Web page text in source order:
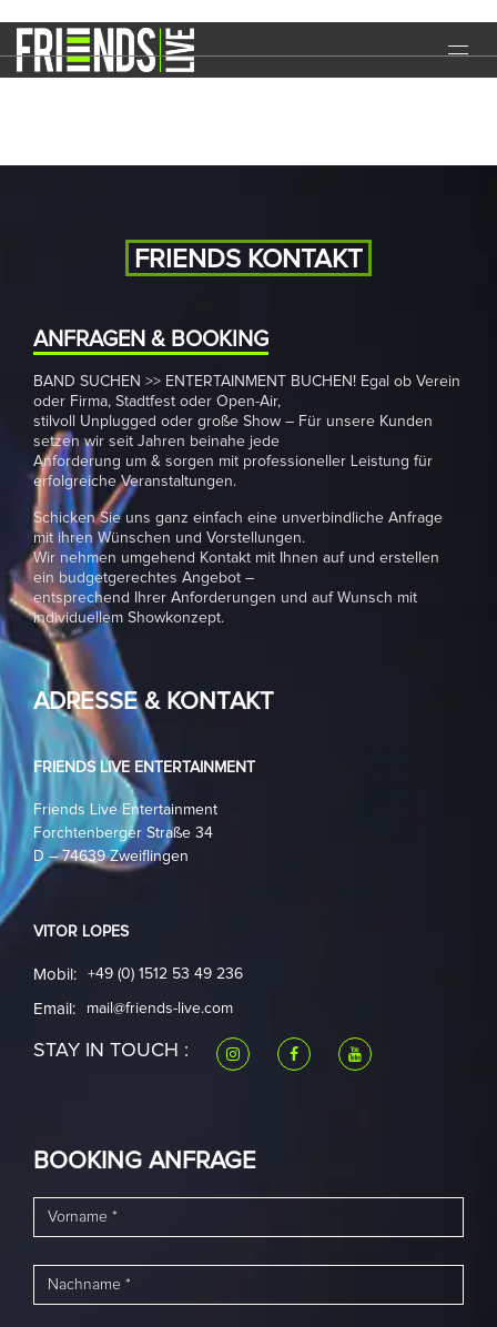
REFERENZEN
DOWNLOADS
KONTAKT
IMPRESSUM
Stadtfest
FRIENDS KONTAKT
ANFRAGEN & BOOKING
BAND SUCHEN >> ENTERTAINMENT BUCHEN! Egal ob Verein
oder Firma, Stadtfest oder Open-Air,
stilvoll Unplugged oder große Show – Für unsere Kunden
setzen wir seit Jahren beinahe jede
Anforderung um & sorgen mit professioneller Leistung für
erfolgreiche Veranstaltungen.
Schicken Sie uns ganz einfach eine unverbindliche Anfrage
mit ihren Wünschen und Vorstellungen.
Wir nehmen umgehend Kontakt mit Ihnen auf und erstellen
ein budgetgerechtes Angebot –
entsprechend Ihrer Anforderungen und auf Wunsch mit
individuellem Showkonzept.
ADRESSE & KONTAKT
FRIENDS LIVE ENTERTAINMENT
Friends Live Entertainment
Forchtenberger Straße 34
D – 74639 Zweiflingen
VITOR LOPES
Mobil: +49 (0) 1512 53 49 236
Email: mail@friends-live.com
STAY IN TOUCH :
BOOKING ANFRAGE